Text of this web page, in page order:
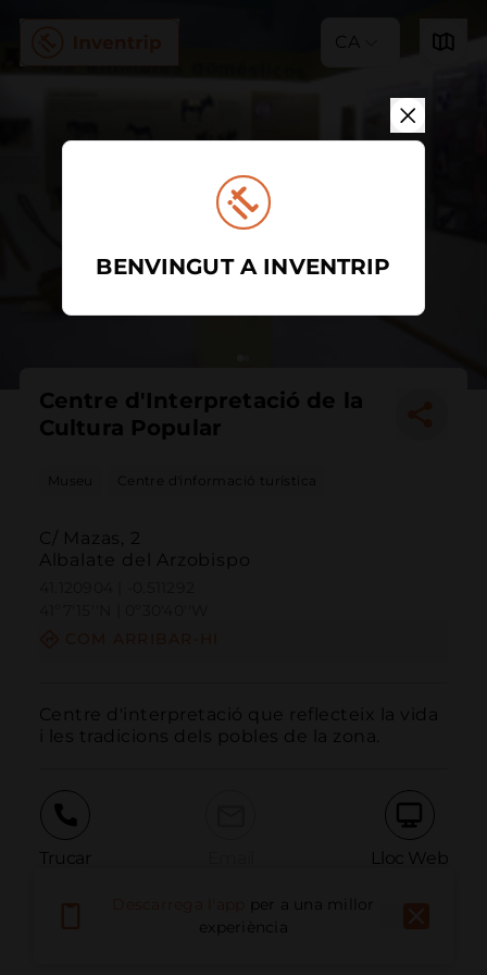
CA
Centre d'Interpretació de la
Cultura Popular
Museu Centre d'informació turística
C/ Mazas, 2
Albalate del Arzobispo
Centre d'interpretació que reflecteix la vida
i les tradicions dels pobles de la zona.
Trucar Lloc Web
Informar problema
per a una millor
experiència
BENVINGUT A INVENTRIP